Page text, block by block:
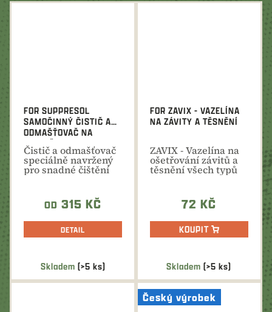
Skladem (>5 ks)
FOR SUPPRESOL
SAMOČINNÝ ČISTIČ A
ODMAŠŤOVAČ NA
TLUMIČE
Čistič a odmašťovač
speciálně navržený
pro snadné čištění
všech typů...
OD 315 KČ
DETAIL
Skladem(>5 ks)
FOR ZAVIX - VAZELÍNA
NA ZÁVITY A TĚSNĚNÍ
ZAVIX - Vazelína na
ošetřování závitů a
těsnění všech typů
72 KČ
KOUPIT
Český výrobek